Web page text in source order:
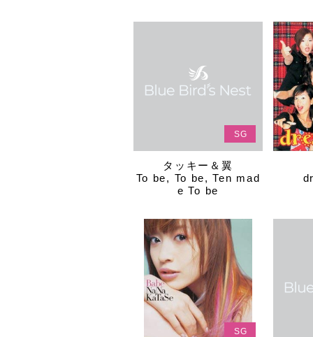
SG
タッキー＆翼
To be, To be, Ten mad
e To be
SG